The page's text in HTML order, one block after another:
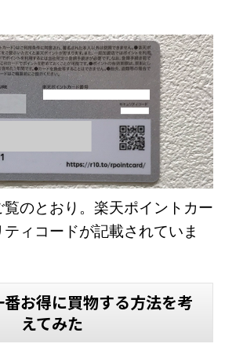
のとおり。楽天ポイントカー
ティコードが記載されていま
お得に買物する方法を考
えてみた